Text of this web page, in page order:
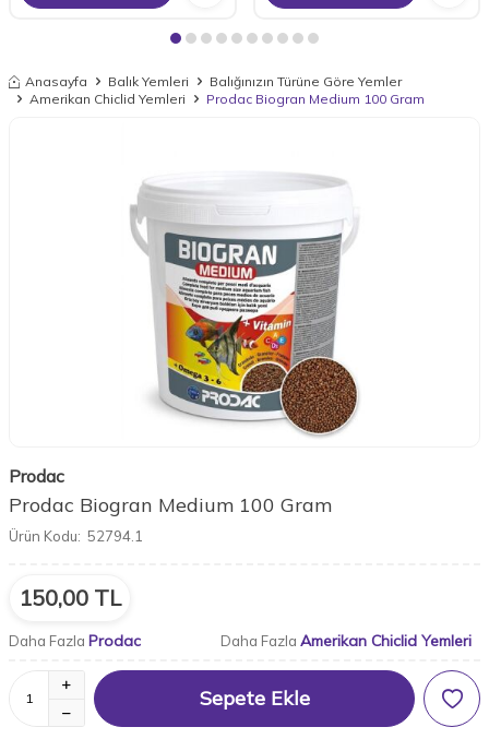
Anasayfa Balık Yemleri
Balığınızın Türüne Göre Yemler
Amerikan Chiclid Yemleri
Prodac Biogran Medium 100 Gram
Prodac
Prodac Biogran Medium 100 Gram
Ürün Kodu: 52794.1
150,00 TL
Daha Fazla Prodac Daha Fazla Amerikan Chiclid Yemleri
Sepete Ekle